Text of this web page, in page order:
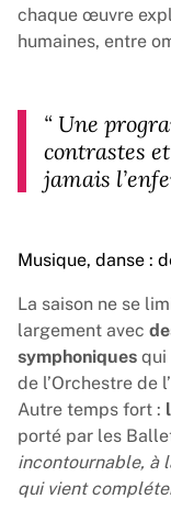
chaque œuvre
humaines, entre
“ Une
contrastes
jamais
Musique, danse :
La saison ne se
largement avec
symphoniques qui
de l’Orchestre de
Autre temps fort :
porté par les
incontournable, à
qui vient